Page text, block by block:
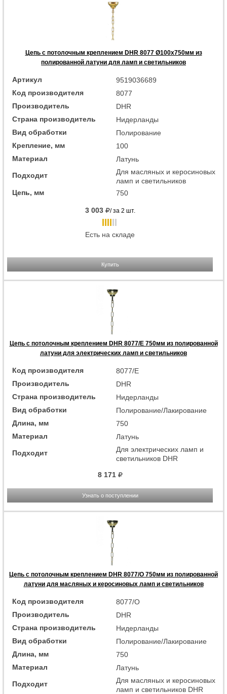
Цепь с потолочным креплением DHR 8077 Ø100x750мм из
полированной латуни для ламп и светильников
Артикул
9519036689
Код производителя
8077
Производитель
DHR
Страна производитель
Нидерланды
Вид обработки
Полирование
Крепление, мм
100
Материал
Латунь
Подходит
Для масляных и керосиновых
ламп и светильников
Цепь, мм
750
3 003 / за 2 шт.
Есть на складе
Купить
Цепь с потолочным креплением DHR 8077/E 750мм из полированной
латуни для электрических ламп и светильников
Код производителя
8077/E
Производитель
DHR
Страна производитель
Нидерланды
Вид обработки
Полирование/Лакирование
Длина, мм
750
Материал
Латунь
Подходит
Для электрических ламп и
светильников DHR
8 171
Узнать о поступлении
Цепь с потолочным креплением DHR 8077/O 750мм из полированной
латуни для масляных и керосиновых ламп и светильников
Код производителя
8077/O
Производитель
DHR
Страна производитель
Нидерланды
Вид обработки
Полирование/Лакирование
Длина, мм
750
Материал
Латунь
Подходит
Для масляных и керосиновых
ламп и светильников DHR